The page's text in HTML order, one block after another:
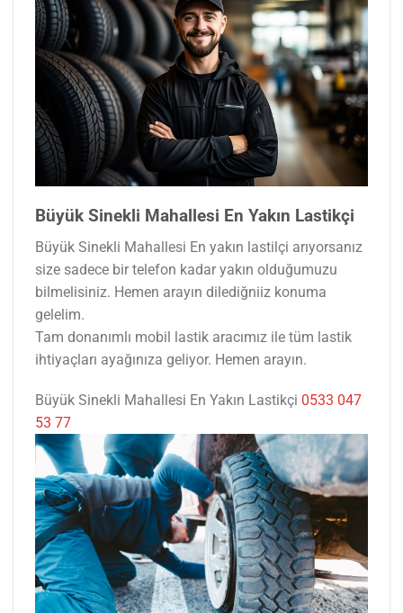
Büyük Sinekli Mahallesi En Yakın Lastikçi
Büyük Sinekli Mahallesi En yakın lastilçi arıyorsanız
size sadece bir telefon kadar yakın olduğumuzu
bilmelisiniz. Hemen arayın dilediğniiz konuma
gelelim.
Tam donanımlı mobil lastik aracımız ile tüm lastik
ihtiyaçları ayağınıza geliyor. Hemen arayın.
Büyük Sinekli Mahallesi En Yakın Lastikçi 0533 047
53 77